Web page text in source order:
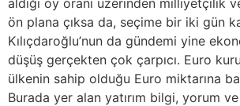
ön plana çıksa da, seçime bir iki gün
Kılıçdaroğlu’nun da gündemi yine
düşüş gerçekten çok çarpıcı. Euro
ülkenin sahip olduğu Euro miktarına
Burada yer alan yatırım bilgi, yorum